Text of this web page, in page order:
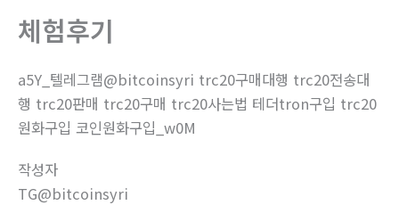
체험후기
a5Y_텔레그램@bitcoinsyri trc20구매대행 trc20전송대
행 trc20판매 trc20구매 trc20사는법 테더tron구입 trc20
원화구입 코인원화구입_w0M
작성자
TG@bitcoinsyri